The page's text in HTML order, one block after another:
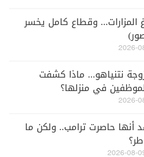
المزارات... وقطاع كامل يخسر
نتنياهو... ماذا كشفت
في منزلها؟
أنها حاصرت ترامب.. ولكن ما